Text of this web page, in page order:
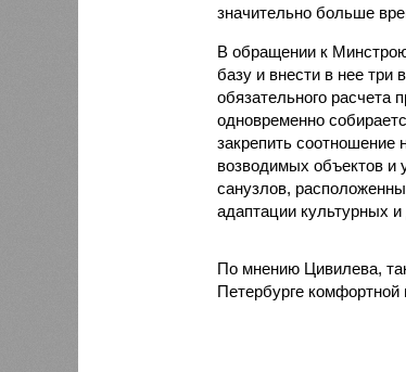
значительно больше
В обращении к
базу и внести в нее три
обязательного расчета
одновременно
закрепить соотношение
возводимых объектов и
санузлов,
адаптации культурных
По мнению Цивилева,
Петербурге комфортной